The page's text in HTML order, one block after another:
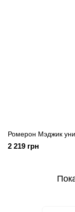
Ромерон Мэджик
2 219 грн